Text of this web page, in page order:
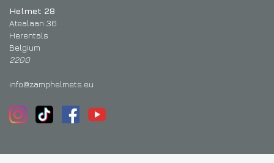
Helmet 28
Atealaan 36
Herentals
Belgium
2200
info@zamphelmets.eu